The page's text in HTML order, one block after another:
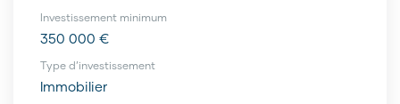
Investissement minimum
350 000 €
Type d’investissement
Immobilier